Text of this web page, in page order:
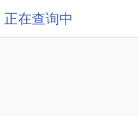
正在查询中